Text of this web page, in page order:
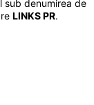
sub denumirea de
LINKS PR.